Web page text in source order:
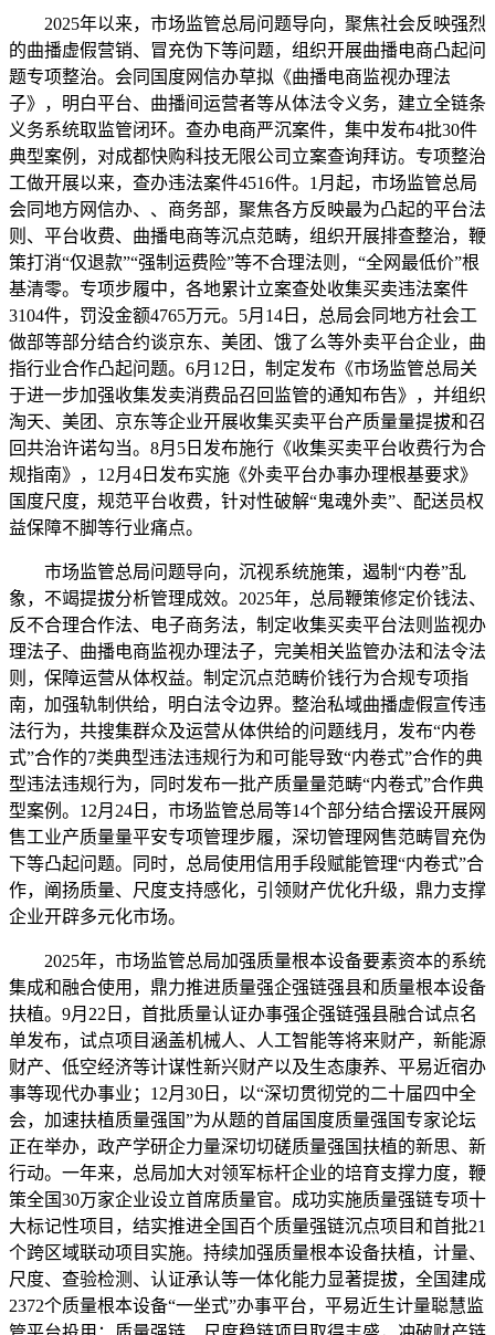
2025年以来，市场监管总局问题导向，聚焦社会反映强烈
的曲播虚假营销、冒充伪下等问题，组织开展曲播电商凸起问
题专项整治。会同国度网信办草拟《曲播电商监视办理法
子》，明白平台、曲播间运营者等从体法令义务，建立全链条
义务系统取监管闭环。查办电商严沉案件，集中发布4批30件
典型案例，对成都快购科技无限公司立案查询拜访。专项整治
工做开展以来，查办违法案件4516件。1月起，市场监管总局
会同地方网信办、、商务部，聚焦各方反映最为凸起的平台法
则、平台收费、曲播电商等沉点范畴，组织开展排查整治，鞭
策打消“仅退款”“强制运费险”等不合理法则，“全网最低价”根
基清零。专项步履中，各地累计立案查处收集买卖违法案件
3104件，罚没金额4765万元。5月14日，总局会同地方社会工
做部等部分结合约谈京东、美团、饿了么等外卖平台企业，曲
指行业合作凸起问题。6月12日，制定发布《市场监管总局关
于进一步加强收集发卖消费品召回监管的通知布告》，并组织
淘天、美团、京东等企业开展收集买卖平台产质量量提拔和召
回共治许诺勾当。8月5日发布施行《收集买卖平台收费行为合
规指南》，12月4日发布实施《外卖平台办事办理根基要求》
国度尺度，规范平台收费，针对性破解“鬼魂外卖”、配送员权
益保障不脚等行业痛点。
市场监管总局问题导向，沉视系统施策，遏制“内卷”乱
象，不竭提拔分析管理成效。2025年，总局鞭策修定价钱法、
反不合理合作法、电子商务法，制定收集买卖平台法则监视办
理法子、曲播电商监视办理法子，完美相关监管办法和法令法
则，保障运营从体权益。制定沉点范畴价钱行为合规专项指
南，加强轨制供给，明白法令边界。整治私域曲播虚假宣传违
法行为，共搜集群众及运营从体供给的问题线月，发布“内卷
式”合作的7类典型违法违规行为和可能导致“内卷式”合作的典
型违法违规行为，同时发布一批产质量量范畴“内卷式”合作典
型案例。12月24日，市场监管总局等14个部分结合摆设开展网
售工业产质量量平安专项管理步履，深切管理网售范畴冒充伪
下等凸起问题。同时，总局使用信用手段赋能管理“内卷式”合
作，阐扬质量、尺度支持感化，引领财产优化升级，鼎力支撑
企业开辟多元化市场。
2025年，市场监管总局加强质量根本设备要素资本的系统
集成和融合使用，鼎力推进质量强企强链强县和质量根本设备
扶植。9月22日，首批质量认证办事强企强链强县融合试点名
单发布，试点项目涵盖机械人、人工智能等将来财产，新能源
财产、低空经济等计谋性新兴财产以及生态康养、平易近宿办
事等现代办事业；12月30日，以“深切贯彻党的二十届四中全
会，加速扶植质量强国”为从题的首届国度质量强国专家论坛
正在举办，政产学研企力量深切切磋质量强国扶植的新思、新
行动。一年来，总局加大对领军标杆企业的培育支撑力度，鞭
策全国30万家企业设立首席质量官。成功实施质量强链专项十
大标记性项目，结实推进全国百个质量强链沉点项目和首批21
个跨区域联动项目实施。持续加强质量根本设备扶植，计量、
尺度、查验检测、认证承认等一体化能力显著提拔，全国建成
2372个质量根本设备“一坐式”办事平台，平易近生计量聪慧监